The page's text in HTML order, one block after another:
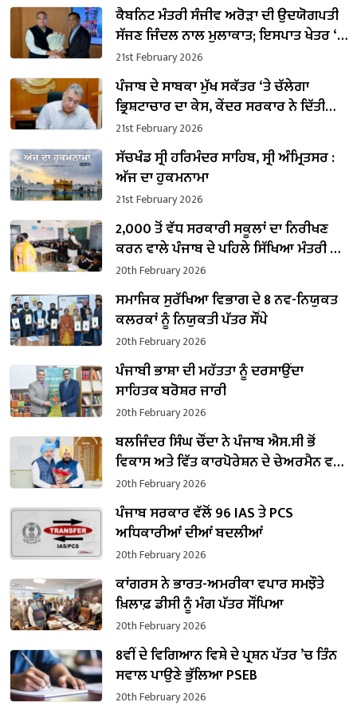
ਕੈਬਨਿਟ ਮੰਤਰੀ ਸੰਜੀਵ ਅਰੋੜਾ ਦੀ ਉਦਯੋਗਪਤੀ
ਸੱਜਣ ਜਿੰਦਲ ਨਾਲ ਮੁਲਾਕਾਤ; ਇਸਪਾਤ ਖੇਤਰ ‘ਚ
₹1,500 ਕਰੋੜ ਨਿਵੇਸ਼ ਦਾ ਐਲਾਨ
21st February 2026
ਪੰਜਾਬ ਦੇ ਸਾਬਕਾ ਮੁੱਖ ਸਕੱਤਰ ‘ਤੇ ਚੱਲੇਗਾ
ਭ੍ਰਿਸ਼ਟਾਚਾਰ ਦਾ ਕੇਸ, ਕੇਂਦਰ ਸਰਕਾਰ ਨੇ ਦਿੱਤੀ
ਪ੍ਰਵਾਨਗੀ
21st February 2026
ਸੱਚਖੰਡ ਸ੍ਰੀ ਹਰਿਮੰਦਰ ਸਾਹਿਬ, ਸ੍ਰੀ ਅੰਮ੍ਰਿਤਸਰ :
ਅੱਜ ਦਾ ਹੁਕਮਨਾਮਾ
21st February 2026
2,000 ਤੋਂ ਵੱਧ ਸਰਕਾਰੀ ਸਕੂਲਾਂ ਦਾ ਨਿਰੀਖਣ
ਕਰਨ ਵਾਲੇ ਪੰਜਾਬ ਦੇ ਪਹਿਲੇ ਸਿੱਖਿਆ ਮੰਤਰੀ ਬਣੇ
ਹਰਜੋਤ ਸਿੰਘ ਬੈਂਸ
20th February 2026
ਸਮਾਜਿਕ ਸੁਰੱਖਿਆ ਵਿਭਾਗ ਦੇ 8 ਨਵ-ਨਿਯੁਕਤ
ਕਲਰਕਾਂ ਨੂੰ ਨਿਯੁਕਤੀ ਪੱਤਰ ਸੌਂਪੇ
20th February 2026
ਪੰਜਾਬੀ ਭਾਸ਼ਾ ਦੀ ਮਹੱਤਤਾ ਨੂੰ ਦਰਸਾਉਂਦਾ
ਸਾਹਿਤਕ ਬਰੋਸ਼ਰ ਜਾਰੀ
20th February 2026
ਬਲਜਿੰਦਰ ਸਿੰਘ ਚੌਂਦਾ ਨੇ ਪੰਜਾਬ ਐਸ.ਸੀ ਭੋਂ
ਵਿਕਾਸ ਅਤੇ ਵਿੱਤ ਕਾਰਪੋਰੇਸ਼ਨ ਦੇ ਚੇਅਰਮੈਨ ਵਜੋਂ
ਸੰਭਾਲਿਆ ਕਾਰਜਭਾਰ
20th February 2026
ਪੰਜਾਬ ਸਰਕਾਰ ਵੱਲੋਂ 96 IAS ਤੇ PCS
ਅਧਿਕਾਰੀਆਂ ਦੀਆਂ ਬਦਲੀਆਂ
20th February 2026
ਕਾਂਗਰਸ ਨੇ ਭਾਰਤ-ਅਮਰੀਕਾ ਵਪਾਰ ਸਮਝੌਤੇ
ਖ਼ਿਲਾਫ਼ ਡੀਸੀ ਨੂੰ ਮੰਗ ਪੱਤਰ ਸੌਂਪਿਆ
20th February 2026
8ਵੀਂ ਦੇ ਵਿਗਿਆਨ ਵਿਸ਼ੇ ਦੇ ਪ੍ਰਸ਼ਨ ਪੱਤਰ ’ਚ ਤਿੰਨ
ਸਵਾਲ ਪਾਉਣੇ ਭੁੱਲਿਆ PSEB
20th February 2026